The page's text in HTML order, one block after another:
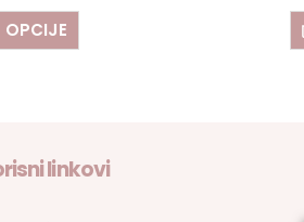
OPCIJE
linkovi